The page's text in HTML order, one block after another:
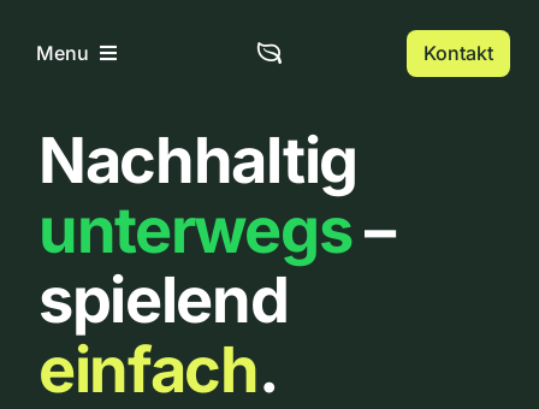
InhaltMenu
Home
Über uns
Urbanlist
Kontakt
Nachhaltig
unterwegs–
spielend
einfach.